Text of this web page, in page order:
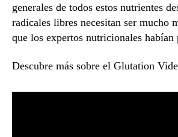
generales de todos estos nutrientes
radicales libres necesitan ser mucho
que los expertos nutricionales habían
Descubre más sobre el Glutation